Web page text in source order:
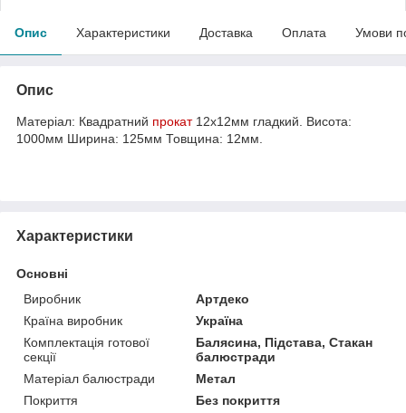
Опис Характеристики Доставка Оплата Умови
Опис
Матеріал: Квадратний прокат12х12мм гладкий. Висота:
1000мм Ширина: 125мм Товщина: 12мм.
Характеристики
Основні
Виробник
Артдеко
Країна виробник
Україна
Комплектація готової
секції
Балясина, Підстава, Стакан
балюстради
Матеріал балюстради
Метал
Покриття
Без покриття